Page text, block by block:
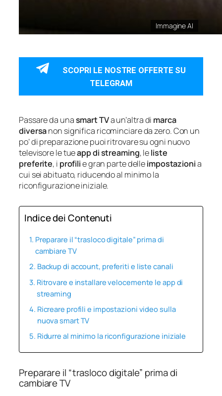
Immagine AI
SCOPRI LE NOSTRE OFFERTE SU
TELEGRAM
Passare da unasmart TVa un’altra di marca
diversanon significa ricominciare da zero. Con un
po’ di preparazione puoi ritrovare su ogni nuovo
televisore le tueapp di streaming, leliste
preferite, i profilie gran parte delleimpostazionia
cui sei abituato, riducendo al minimo la
riconfigurazione iniziale.
Indice dei Contenuti
Preparare il “trasloco digitale” prima di
cambiare TV
Backup di account, preferiti e liste canali
Ritrovare e installare velocemente le app di
streaming
Ricreare profili e impostazioni video sulla
nuova smart TV
Ridurre al minimo la riconfigurazione iniziale
Preparare il “trasloco digitale” prima di
cambiare TV